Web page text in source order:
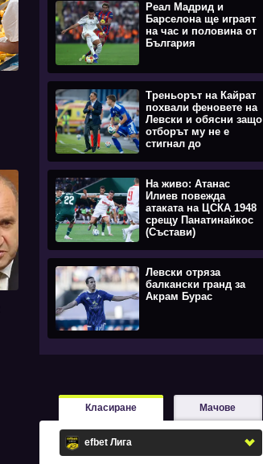
Реал Мадрид и
Барселона ще играят
на час и половина от
България
Треньорът на Кайрат
похвали феновете на
Левски и обясни защо
отборът му не е
стигнал до
На живо: Атанас
Илиев повежда
атаката на ЦСКА 1948
срещу Панатинайкос
(Състави)
Левски отряза
балкански гранд за
Акрам Бурас
Класиране Мачове